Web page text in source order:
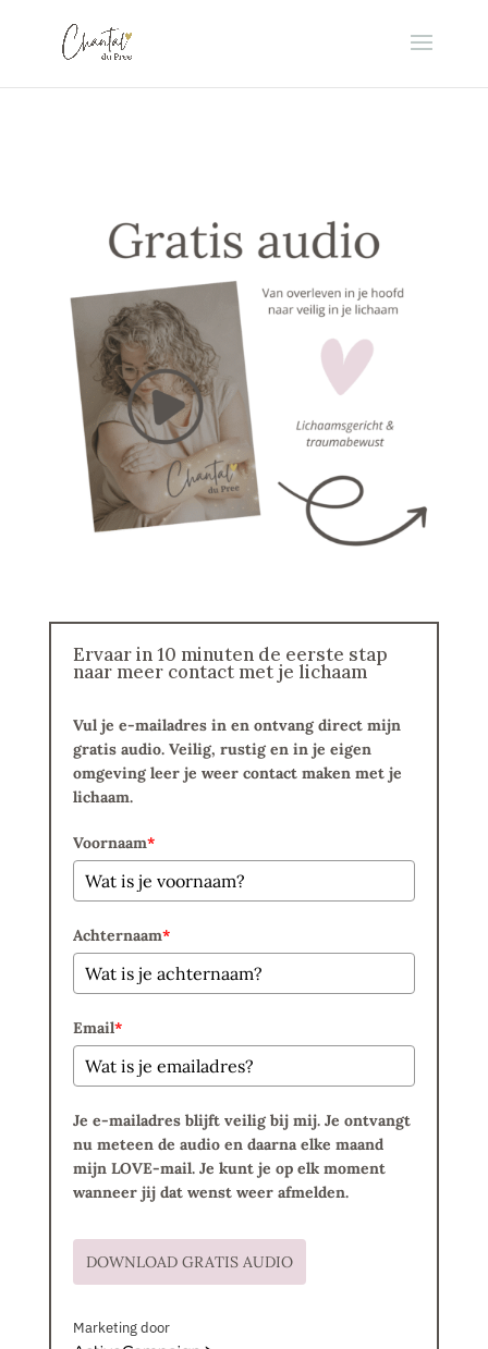
Ervaar in 10 minuten de eerste stap
naar meer contact met je lichaam
Vul je e-mailadres in en ontvang direct mijn
gratis audio. Veilig, rustig en in je eigen
omgeving leer je weer contact maken met je
lichaam.
Voornaam*
Achternaam*
Email*
Je e-mailadres blijft veilig bij mij. Je ontvangt
nu meteen de audio en daarna elke maand
mijn LOVE-mail. Je kunt je op elk moment
wanneer jij dat wenst weer afmelden.
DOWNLOAD GRATIS AUDIO
Marketing door